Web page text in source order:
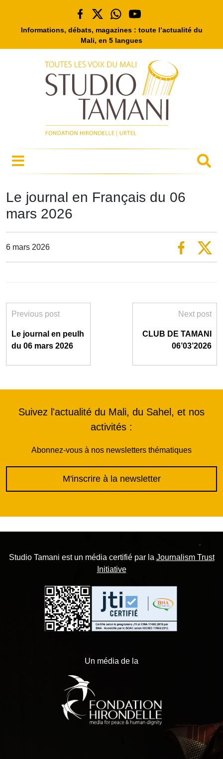
Informations, débats, magazines : toute l’actualité du
Mali, en 5 langues
Le journal en Français du 06
mars 2026
6 mars 2026
Previous post
Le journal en peulh
du 06 mars 2026
Next post
CLUB DE TAMANI
06’03’2026
Suivez l'actualité du Mali, du Sahel, et nos
activités :
Abonnez-vous à nos newsletters thématiques
M'inscrire à la newsletter
Studio Tamani est un média certifié par la Journalism Trust
Initiative
Un média de la